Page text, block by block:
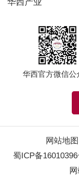
华西官方微信公
网站地图
蜀ICP备